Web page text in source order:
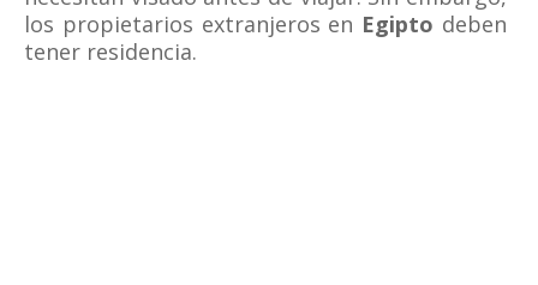
los propietarios extranjeros en Egipto deben
tener residencia.